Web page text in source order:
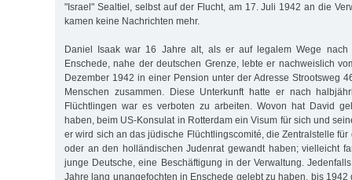
"Israel" Sealtiel, selbst auf der Flucht, am 17. Juli 1942 an die
kamen keine Nachrichten mehr.
Daniel Isaak war 16 Jahre alt, als er auf legalem Wege nach
Enschede, nahe der deutschen Grenze, lebte er nachweislich
Dezember 1942 in einer Pension unter der Adresse Strootsweg
Menschen zusammen. Diese Unterkunft hatte er nach
Flüchtlingen war es verboten zu arbeiten. Wovon hat David
haben, beim US-Konsulat in Rotterdam ein Visum für sich und
er wird sich an das jüdische Flüchtlingscomité, die Zentralstelle für
oder an den holländischen Judenrat gewandt haben; vielleicht
junge Deutsche, eine Beschäftigung in der Verwaltung.
Jahre lang unangefochten in Enschede gelebt zu haben, bis